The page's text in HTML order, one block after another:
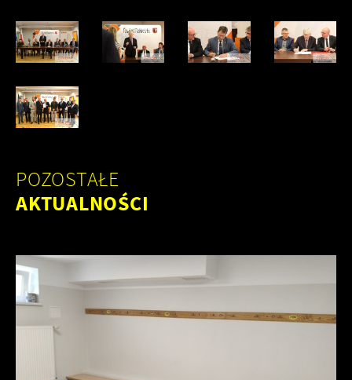
POZOSTAŁE
AKTUALNOŚCI